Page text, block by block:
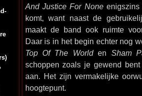
And Justice For Noneenigszins
komt, want naast de
maakt de band ook ruimte
Daar is in het begin echter nog
Top Of The Worlden Sham
schoppen zoals je gewend
aan. Het zijn vermakelijke
hoogtepunt.